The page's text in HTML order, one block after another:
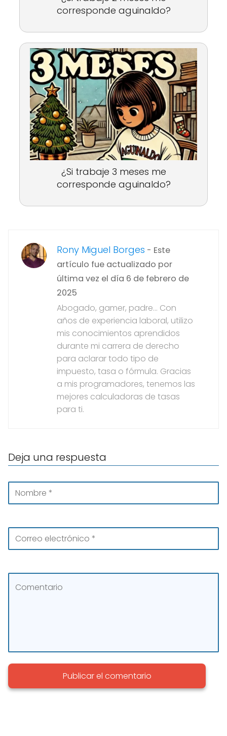
corresponde aguinaldo?
¿Si trabaje 3 meses me
corresponde aguinaldo?
Rony Miguel Borges - Este
artículo fue actualizado por
última vez el día 6 de febrero de
2025
Abogado, gamer, padre... Con
años de experiencia laboral, utilizo
mis conocimientos aprendidos
durante mi carrera de derecho
para aclarar todo tipo de
impuesto, tasa o fórmula. Gracias
a mis programadores, tenemos las
mejores calculadoras de tasas
para ti.
Deja una respuesta